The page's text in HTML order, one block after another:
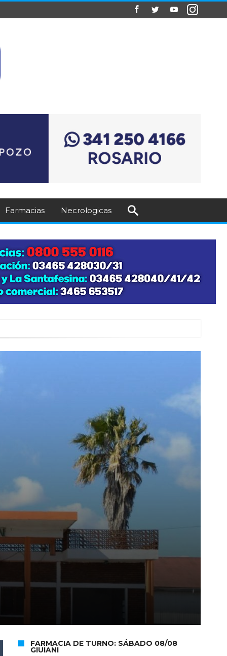
Farmacias Necrologicas
FARMACIA DE TURNO: SÁBADO 08/08
GIUIANI